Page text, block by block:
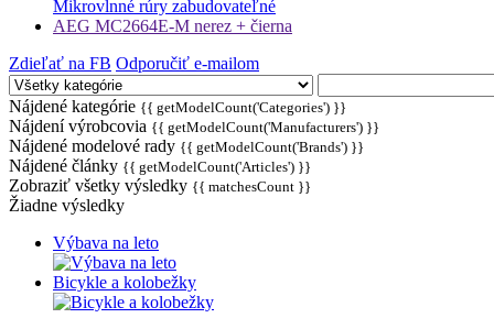
Mikrovlnné rúry zabudovateľné
AEG MC2664E-M nerez + čierna
Zdieľať na FB Odporučiť e-mailom
Nájdené kategórie {{ getModelCount('Categories') }}
Nájdení výrobcovia {{ getModelCount('Manufacturers') }}
Nájdené modelové rady {{ getModelCount('Brands') }}
Nájdené články {{ getModelCount('Articles') }}
Zobraziť všetky výsledky {{ matchesCount }}
Žiadne výsledky
Výbava na leto
Bicykle a kolobežky